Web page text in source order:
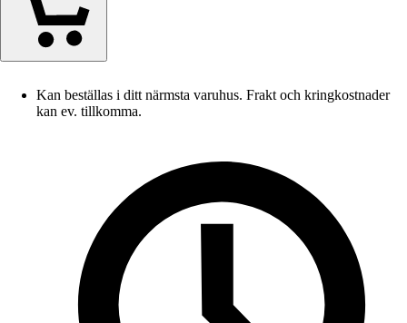
Kan beställas i ditt närmsta varuhus. Frakt och kringkostnader
kan ev. tillkomma.